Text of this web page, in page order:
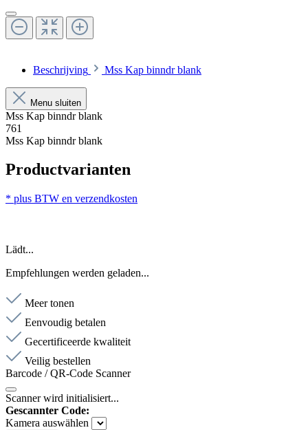
Beschrijving Mss Kap binndr blank
Menu sluiten
Mss Kap binndr blank
761
Mss Kap binndr blank
Productvarianten
* plus BTW en verzendkosten
Lädt...
Empfehlungen werden geladen...
Meer tonen
Eenvoudig betalen
Gecertificeerde kwaliteit
Veilig bestellen
Barcode / QR-Code Scanner
Scanner wird initialisiert...
Gescannter Code:
Kamera auswählen